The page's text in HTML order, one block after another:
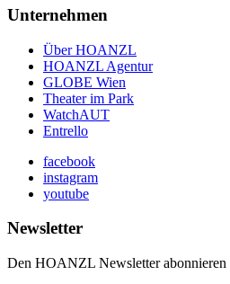
Unternehmen
Über HOANZL
HOANZL Agentur
GLOBE Wien
Theater im Park
WatchAUT
Entrello
facebook
instagram
youtube
Newsletter
Den HOANZL Newsletter abonnieren